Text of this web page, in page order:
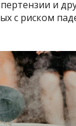
и
с риском